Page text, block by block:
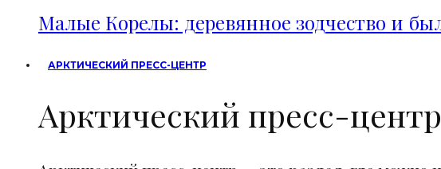
Малые Корелы: деревянное зодчество и
АРКТИЧЕСКИЙ ПРЕСС-ЦЕНТР
Арктический пресс-центр